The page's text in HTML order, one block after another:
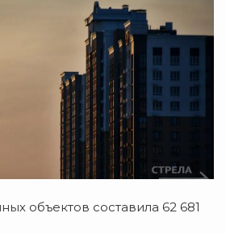
объектов составила 62 681